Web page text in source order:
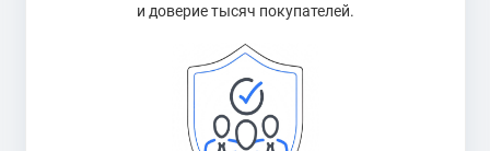
и доверие тысяч покупателей.